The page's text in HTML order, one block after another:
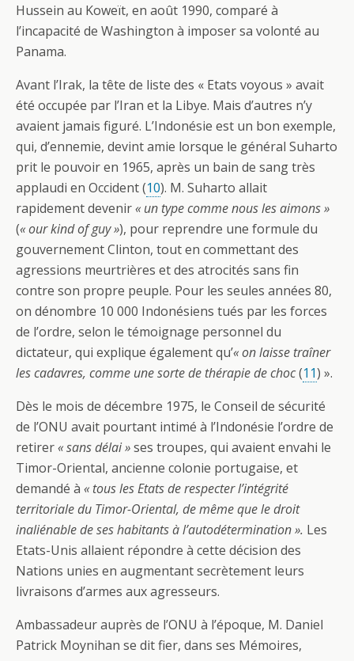
Hussein au Koweït, en août 1990, comparé à
l’incapacité de Washington à imposer sa volonté au
Panama.
Avant l’Irak, la tête de liste des « Etats voyous » avait
été occupée par l’Iran et la Libye. Mais d’autres n’y
avaient jamais figuré. L’Indonésie est un bon exemple,
qui, d’ennemie, devint amie lorsque le général Suharto
prit le pouvoir en 1965, après un bain de sang très
applaudi en Occident (10). M. Suharto allait
rapidement devenir« un type comme nous les aimons »
(« our kind of guy »), pour reprendre une formule du
gouvernement Clinton, tout en commettant des
agressions meurtrières et des atrocités sans fin
contre son propre peuple. Pour les seules années 80,
on dénombre 10 000 Indonésiens tués par les forces
de l’ordre, selon le témoignage personnel du
dictateur, qui explique également qu’« on laisse traîner
les cadavres, comme une sorte de thérapie de choc(11) ».
Dès le mois de décembre 1975, le Conseil de sécurité
de l’ONU avait pourtant intimé à l’Indonésie l’ordre de
retirer« sans délai »ses troupes, qui avaient envahi le
Timor-Oriental, ancienne colonie portugaise, et
demandé à « tous les Etats de respecter l’intégrité
territoriale du Timor-Oriental, de même que le droit
inaliénable de ses habitants à l’autodétermination ». Les
Etats-Unis allaient répondre à cette décision des
Nations unies en augmentant secrètement leurs
livraisons d’armes aux agresseurs.
Ambassadeur auprès de l’ONU à l’époque, M. Daniel
Patrick Moynihan se dit fier, dans ses Mémoires,